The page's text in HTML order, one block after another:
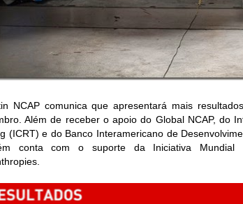
NCAP comunica que apresentará mais
Além de receber o apoio do Global NCAP, do
(ICRT) e do Banco Interamericano de
conta com o suporte da Iniciativa Mundial